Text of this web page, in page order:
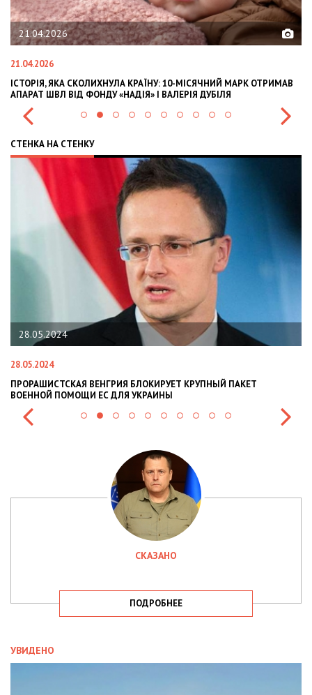
21.04.2026
21.04.2026
ІСТОРІЯ, ЯКА СКОЛИХНУЛА КРАЇНУ: 10-МІСЯЧНИЙ МАРК ОТРИМАВ
АПАРАТ ШВЛ ВІД ФОНДУ «НАДІЯ» І ВАЛЕРІЯ ДУБІЛЯ
СТЕНКА НА СТЕНКУ
28.05.2024
28.05.2024
ПРОРАШИСТСКАЯ ВЕНГРИЯ БЛОКИРУЕТ КРУПНЫЙ ПАКЕТ
ВОЕННОЙ ПОМОЩИ ЕС ДЛЯ УКРАИНЫ
СКАЗАНО
ПОДРОБНЕЕ
УВИДЕНО